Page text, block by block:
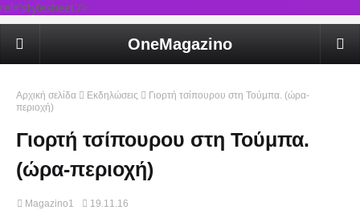
rel='stylesheet'/>
OneMagazino
Αρχική σελίδα Εκδηλώσεις
Γιορτή τσίπουρου στη Τούμπα. (ώρα-
περιοχή)
Γιορτή τσίπουρου στη Τούμπα.
(ώρα-περιοχή)
Magazino1 19.11.16